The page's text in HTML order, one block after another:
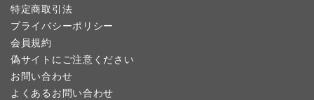
特定商取引法
プライバシーポリシー
会員規約
偽サイトにご注意ください
お問い合わせ
よくあるお問い合わせ